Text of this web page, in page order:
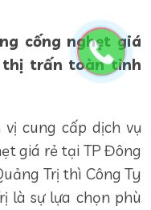
cống nghẹt giá
thị trấn toàn tỉnh
cung cấp dịch vụ
giá rẻ tại TP Đông
Trị thì Công Ty
là sự lựa chọn phù